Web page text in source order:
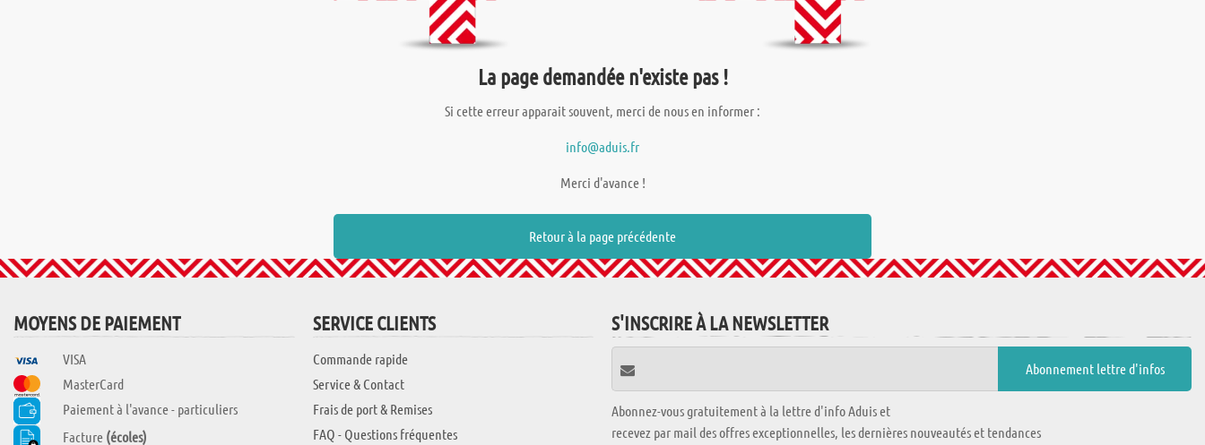
La page demandée n'existe pas !
Si cette erreur apparait souvent, merci de nous en informer :
info@aduis.fr
Merci d'avance !
Retour à la page précédente
MOYENS DE PAIEMENT
VISA
MasterCard
Paiement à l'avance - particuliers
Facture (écoles)
SERVICE CLIENTS
Commande rapide
Service & Contact
Frais de port & Remises
FAQ - Questions fréquentes
S'INSCRIRE À LA NEWSLETTER
Abonnez-vous gratuitement à la lettre d'info Aduis et
recevez par mail des offres exceptionnelles, les dernières nouveautés et tendances